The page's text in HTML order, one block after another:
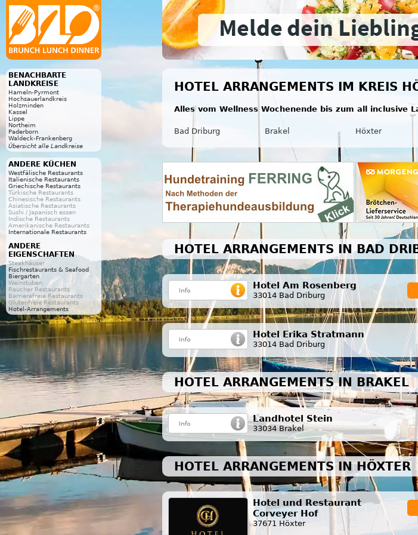
BENACHBARTE
LANDKREISE
Hameln-Pyrmont
Hochsauerlandkreis
Holzminden
Kassel
Lippe
Northeim
Paderborn
Waldeck-Frankenberg
Übersicht alle Landkreise
ANDERE KÜCHEN
Westfälische Restaurants
Italienische Restaurants
Griechische Restaurants
Türkische Restaurants
Chinesische Restaurants
Asiatische Restaurants
Sushi / Japanisch essen
Indische Restaurants
Amerikanische Restaurants
Internationale Restaurants
ANDERE
EIGENSCHAFTEN
Steakhäuser
Fischrestaurants & Seafood
Biergarten
Weinstuben
Raucher Restaurants
Barrierefreie Restaurants
Glutenfreie Restaurants
Hotel-Arrangements
HOTEL ARRANGEMENTS IM KREIS
Alles vom Wellness Wochenende bis zum all inclusive
Bad Driburg Brakel Höxter
HOTEL ARRANGEMENTS IN BAD
Hotel Am Rosenberg
33014 Bad Driburg
Hotel Erika Stratmann
33014 Bad Driburg
HOTEL ARRANGEMENTS IN BRAKEL
Landhotel Stein
33034 Brakel
HOTEL ARRANGEMENTS IN HÖXTER
Hotel und Restaurant
Corveyer Hof
37671 Höxter